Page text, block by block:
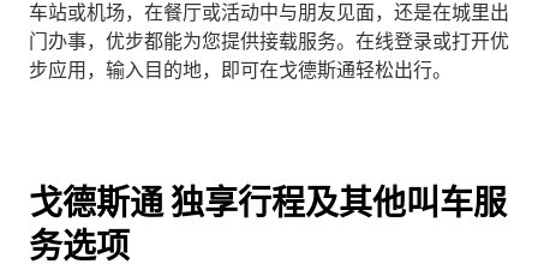
车站或机场，在餐厅或活动中与朋友见面，还是在城里出
门办事，优步都能为您提供接载服务。在线登录或打开优
步应用，输入目的地，即可在戈德斯通轻松出行。
戈德斯通 独享行程及其他叫车服
务选项